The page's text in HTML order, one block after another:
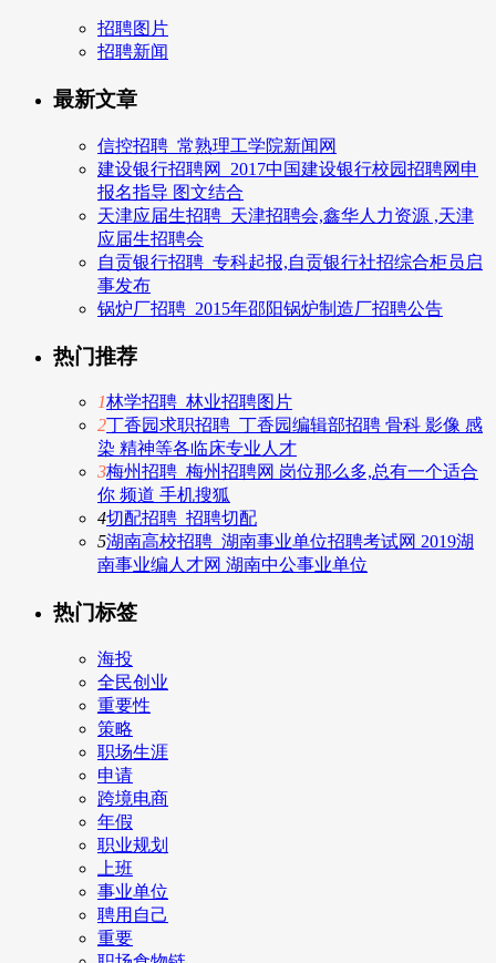
招聘图片
招聘新闻
最新文章
信控招聘_常熟理工学院新闻网
建设银行招聘网_2017中国建设银行校园招聘网申
报名指导 图文结合
天津应届生招聘_天津招聘会,鑫华人力资源 ,天津
应届生招聘会
自贡银行招聘_专科起报,自贡银行社招综合柜员启
事发布
锅炉厂招聘_2015年邵阳锅炉制造厂招聘公告
热门推荐
1林学招聘_林业招聘图片
2丁香园求职招聘_丁香园编辑部招聘 骨科 影像 感
染 精神等各临床专业人才
3梅州招聘_梅州招聘网 岗位那么多,总有一个适合
你 频道 手机搜狐
4切配招聘_招聘切配
5湖南高校招聘_湖南事业单位招聘考试网 2019湖
南事业编人才网 湖南中公事业单位
热门标签
海投
全民创业
重要性
策略
职场生涯
申请
跨境电商
年假
职业规划
上班
事业单位
聘用自己
重要